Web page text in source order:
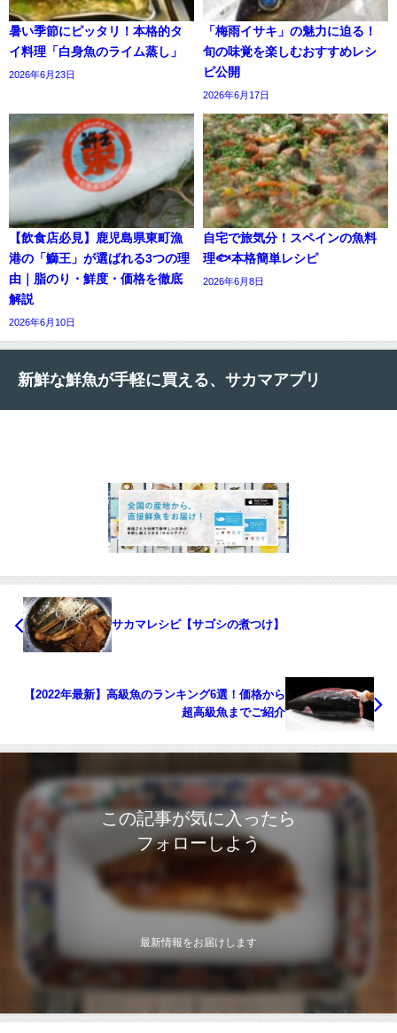
暑い季節にピッタリ！本格的タ
イ料理「白身魚のライム蒸し」
2026年6月23日
「梅雨イサキ」の魅力に迫る！
旬の味覚を楽しむおすすめレシ
ピ公開
2026年6月17日
【飲食店必見】鹿児島県東町漁
港の「鰤王」が選ばれる3つの理
由｜脂のり・鮮度・価格を徹底
解説
2026年6月10日
自宅で旅気分！スペインの魚料
理🐟本格簡単レシピ
2026年6月8日
新鮮な鮮魚が手軽に買える、サカマアプリ
サカマレシピ【サゴシの煮つけ】
【2022年最新】高級魚のランキング6選！価格から
超高級魚までご紹介
この記事が気に入ったら
フォローしよう
最新情報をお届けします